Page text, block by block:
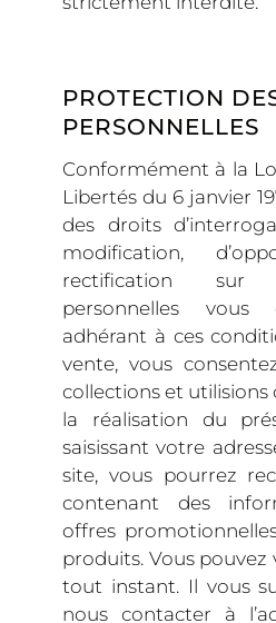
PROTECTION
PERSONNELLES
Conformément à la
Libertés du 6 janvier
des droits
modification,
rectification sur
personnelles vous
adhérant à ces
vente, vous
collections et utilisions
la réalisation du
saisissant votre
site, vous pourrez
contenant des
offres
produits. Vous pouvez
tout instant. Il vous
nous contacter à